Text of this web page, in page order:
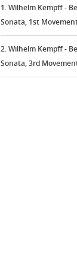
1. Wilhelm Kempff -
Sonata, 1st
2. Wilhelm Kempff -
Sonata, 3rd